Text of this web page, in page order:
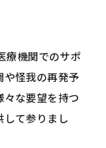
療機関でのサポ
や怪我の再発予
々な要望を持つ
して参りまし